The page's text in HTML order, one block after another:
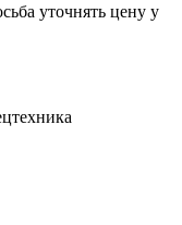
уточнять цену у